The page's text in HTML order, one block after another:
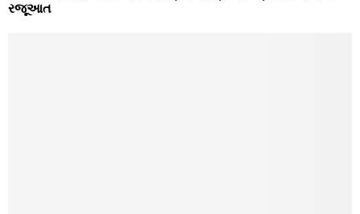
રજૂઆત